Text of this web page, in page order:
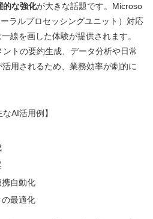
的な強化が大きな話題です。Microso
ラルプロセッシングユニット）対応
線を画した体験が提供されます。
トの要約生成、データ分析や日常
用されるため、業務効率が劇的に
AI活用例】
自動化
最適化